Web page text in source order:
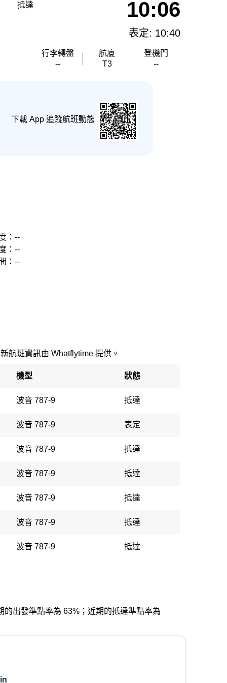
抵達 10:06
表定: 10:40
行李轉盤
--
航廈
T3
登機門
--
下載 App 追蹤航班動態
：--
：--
：--
航班資訊由 Whatflytime 提供。
機型 狀態
波音 787-9 抵達
波音 787-9 表定
波音 787-9 抵達
波音 787-9 抵達
波音 787-9 抵達
波音 787-9 抵達
波音 787-9 抵達
出發準點率為 63%；近期的抵達準點率為